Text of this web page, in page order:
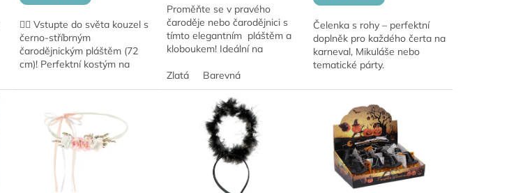
🧙‍♂️ Vstupte do světa kouzel s
černo-stříbrným
čarodějnickým pláštěm (72
cm)! Perfektní kostým na
tematické párty. ✨ Vhodné
Proměňte se v pravého
čaroděje nebo čarodějnici s
tímto elegantním pláštěm a
kloboukem! Ideální na
tematické oslavy. Plášť má
délku 70 cm a...
Zlatá Barevná
Čelenka s rohy – perfektní
doplněk pro každého čerta na
karneval, Mikuláše nebo
tematické párty.